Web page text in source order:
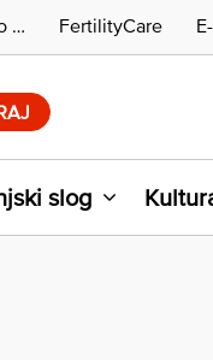
slog
… FertilityCare